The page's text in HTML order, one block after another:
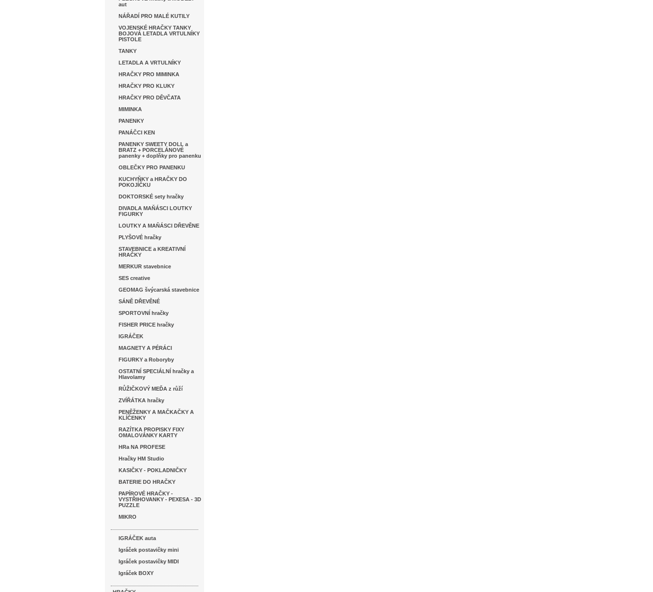
aut
NÁŘADÍ PRO MALÉ KUTILY
VOJENSKÉ HRAČKY TANKY
BOJOVÁ LETADLA VRTULNÍKY
PISTOLE
TANKY
LETADLA A VRTULNÍKY
HRAČKY PRO MIMINKA
HRAČKY PRO KLUKY
HRAČKY PRO DĚVČATA
MIMINKA
PANENKY
PANÁČCI KEN
PANENKY SWEETY DOLL a
BRATZ + PORCELÁNOVÉ
panenky + doplňky pro panenku
OBLEČKY PRO PANENKU
KUCHYŇKY a HRAČKY DO
POKOJÍČKU
DOKTORSKÉ sety hračky
DIVADLA MAŇÁSCI LOUTKY
FIGURKY
LOUTKY A MAŇÁSCI DŘEVĚNE
PLYŠOVÉ hračky
STAVEBNICE a KREATIVNÍ
HRAČKY
MERKUR stavebnice
SES creative
GEOMAG švýcarská stavebnice
SÁNĚ DŘEVĚNÉ
SPORTOVNÍ hračky
FISHER PRICE hračky
IGRÁČEK
MAGNETY A PÉRÁCI
FIGURKY a Roboryby
OSTATNÍ SPECIÁLNÍ hračky a
Hlavolamy
RŮŽIČKOVÝ MEĎA z růží
ZVÍŘÁTKA hračky
PENĚŽENKY A MAČKAČKY A
KLÍČENKY
RAZÍTKA PROPISKY FIXY
OMALOVÁNKY KARTY
HRa NA PROFESE
Hračky HM Studio
KASIČKY - POKLADNIČKY
BATERIE DO HRAČKY
PAPÍROVÉ HRAČKY -
VYSTŘIHOVANKY - PEXESA - 3D
PUZZLE
MIKRO
IGRÁČEK auta
Igráček postavičky mini
Igráček postavičky MIDI
Igráček BOXY